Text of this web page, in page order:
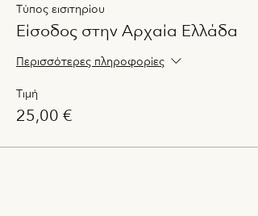
Τύπος εισιτηρίου
Είσοδος στην Αρχαία Ελλάδα
Περισσότερες πληροφορίες
Τιμή
25,00 €